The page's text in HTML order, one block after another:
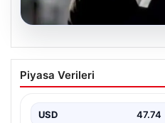
06.08.2026
Fatih’te 19
öldürüldüğü kavgaya
Piyasa Verileri
USD 47.74